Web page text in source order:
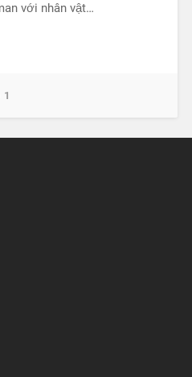
với nhân vật…
1